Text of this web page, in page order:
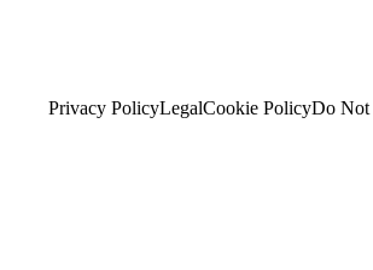
Privacy PolicyLegalCookie PolicyDo Not